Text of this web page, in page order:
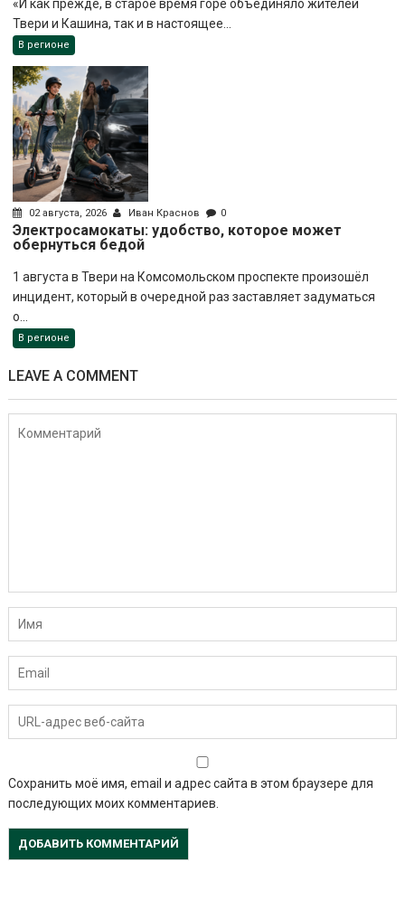
«И как прежде, в старое время горе объединяло жителей
Твери и Кашина, так и в настоящее...
В регионе
02 августа, 2026 Иван Краснов 0
Электросамокаты: удобство, которое может
обернуться бедой
1 августа в Твери на Комсомольском проспекте произошёл
инцидент, который в очередной раз заставляет задуматься
о...
В регионе
LEAVE A COMMENT
Сохранить моё имя, email и адрес сайта в этом браузере для
последующих моих комментариев.